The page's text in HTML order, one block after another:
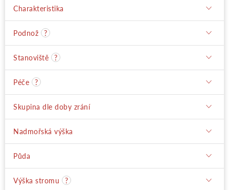
Charakteristika
Podnož ?
Stanoviště ?
Péče ?
Skupina dle doby zrání
Nadmořská výška
Půda
Výška stromu ?